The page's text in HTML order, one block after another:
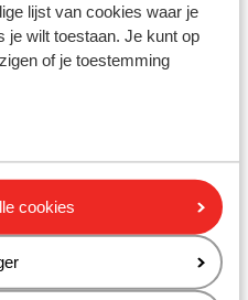
lijst van cookies waar je
je wilt toestaan. Je kunt op
of je toestemming
cookies
in Skicircus
Leogang-